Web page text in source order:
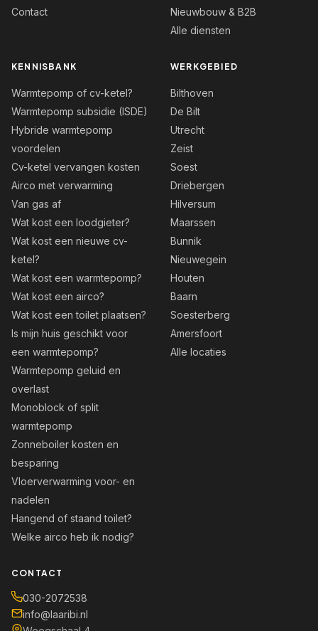
Contact
Nieuwbouw & B2B
Alle diensten
KENNISBANK
Warmtepomp of cv-ketel?
Warmtepomp subsidie (ISDE)
Hybride warmtepomp
voordelen
Cv-ketel vervangen kosten
Airco met verwarming
Van gas af
Wat kost een loodgieter?
Wat kost een nieuwe cv-
ketel?
Wat kost een warmtepomp?
Wat kost een airco?
Wat kost een toilet plaatsen?
Is mijn huis geschikt voor
een warmtepomp?
Warmtepomp geluid en
overlast
Monoblock of split
warmtepomp
Zonneboiler kosten en
besparing
Vloerverwarming voor- en
nadelen
Hangend of staand toilet?
Welke airco heb ik nodig?
WERKGEBIED
Bilthoven
De Bilt
Utrecht
Zeist
Soest
Driebergen
Hilversum
Maarssen
Bunnik
Nieuwegein
Houten
Baarn
Soesterberg
Amersfoort
Alle locaties
CONTACT
030-2072538
info@laaribi.nl